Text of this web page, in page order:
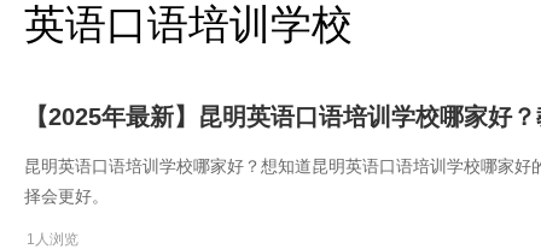
英语口语培训学校
【2025年最新】昆明英语口语培训学校哪家好
昆明英语口语培训学校哪家好？想知道昆明英语口语培训学校哪家
择会更好。
1人浏览